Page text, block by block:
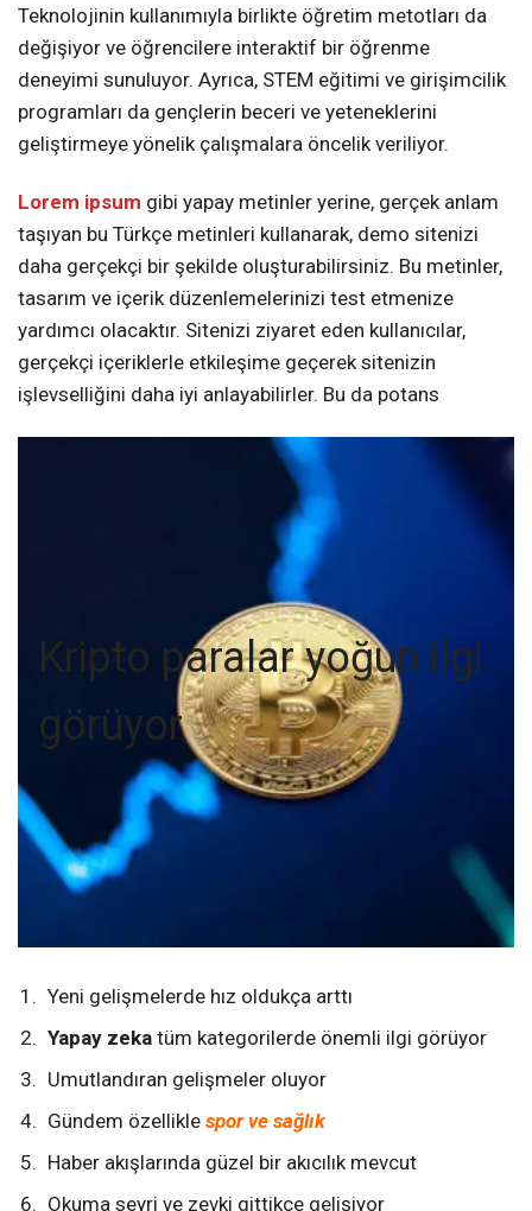
Teknolojinin kullanımıyla birlikte öğretim metotları da
değişiyor ve öğrencilere interaktif bir öğrenme
deneyimi sunuluyor. Ayrıca, STEM eğitimi ve girişimcilik
programları da gençlerin beceri ve yeteneklerini
geliştirmeye yönelik çalışmalara öncelik veriliyor.
Lorem ipsum gibi yapay metinler yerine, gerçek anlam
taşıyan bu Türkçe metinleri kullanarak, demo sitenizi
daha gerçekçi bir şekilde oluşturabilirsiniz. Bu metinler,
tasarım ve içerik düzenlemelerinizi test etmenize
yardımcı olacaktır. Sitenizi ziyaret eden kullanıcılar,
gerçekçi içeriklerle etkileşime geçerek sitenizin
işlevselliğini daha iyi anlayabilirler. Bu da potans
Kripto paralar yoğun ilgi
görüyor
Yeni gelişmelerde hız oldukça arttı
Yapay zeka tüm kategorilerde önemli ilgi görüyor
Umutlandıran gelişmeler oluyor
Gündem özellikle spor ve sağlık
Haber akışlarında güzel bir akıcılık mevcut
Okuma seyri ve zevki gittikçe gelişiyor